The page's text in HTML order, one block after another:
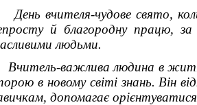
вчителя-чудове свято,
й благородну працю,
людьми.
важлива людина в
в новому світі знань. Він
допомагає